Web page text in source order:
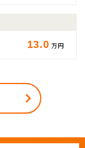
13.0 万円